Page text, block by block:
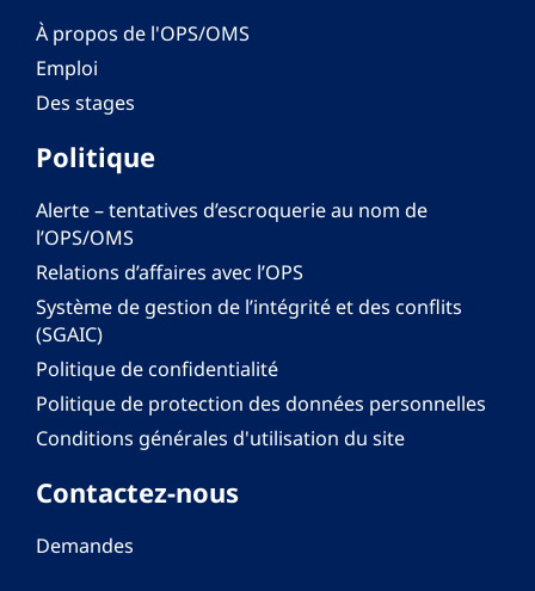
À propos de l'OPS/OMS
Emploi
Des stages
Politique
Alerte – tentatives d’escroquerie au nom de
l’OPS/OMS
Relations d’affaires avec l’OPS
Système de gestion de l’intégrité et des conflits
(SGAIC)
Politique de confidentialité
Politique de protection des données personnelles
Conditions générales d'utilisation du site
Contactez-nous
Demandes